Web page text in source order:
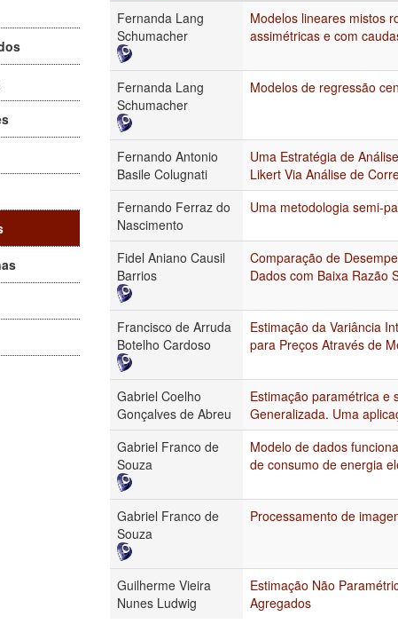
Fernanda Lang
Schumacher
Modelos lineares mistos
assimétricas e com
Fernanda Lang
Schumacher
Modelos de regressão
Fernando Antonio
Basile Colugnati
Uma Estratégia de
Likert Via Análise de
Fernando Ferraz do
Nascimento
Uma metodologia semi-
Fidel Aniano Causil
Barrios
Comparação de
Dados com Baixa Razão
Francisco de Arruda
Botelho Cardoso
Estimação da Variância
para Preços Através de
Gabriel Coelho
Gonçalves de Abreu
Estimação paramétrica e
Generalizada. Uma
Gabriel Franco de
Souza
Modelo de dados
de consumo de energia
Gabriel Franco de
Souza
Processamento de
Guilherme Vieira
Nunes Ludwig
Estimação Não
Agregados